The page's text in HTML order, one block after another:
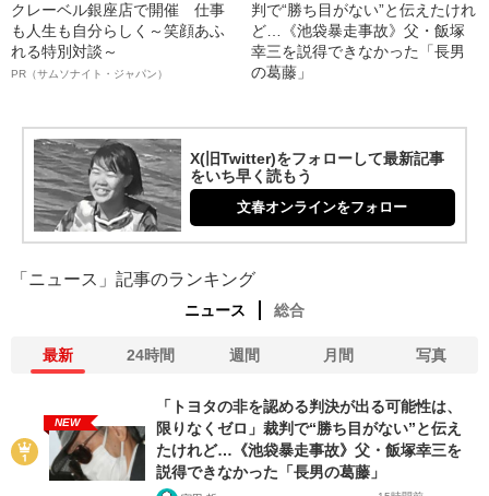
クレーベル銀座店で開催 仕事
も人生も自分らしく～笑顔あふ
れる特別対談～
PR（サムソナイト・ジャパン）
判で“勝ち目がない”と伝えたけれ
ど…《池袋暴走事故》父・飯塚
幸三を説得できなかった「長男
の葛藤」
X(旧Twitter)をフォローして最新記事
をいち早く読もう
文春オンラインをフォロー
「ニュース」記事のランキング
ニュース 総合
最新 24時間 週間 月間 写真
NEW
「トヨタの非を認める判決が出る可能性は、
限りなくゼロ」裁判で“勝ち目がない”と伝え
たけれど…《池袋暴走事故》父・飯塚幸三を
説得できなかった「長男の葛藤」